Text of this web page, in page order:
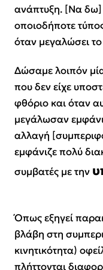
ανάπτυξη. [Να δω]
οποιοδήποτε
όταν μεγαλώσει
Δώσαμε λοιπόν
που δεν είχε
φθόριο και όταν
μεγάλωσαν
αλλαγή
εμφάνιζε πολύ
συμβατές με την
Όπως εξηγεί
βλάβη στη
κινητικότητα)
πλήττονται